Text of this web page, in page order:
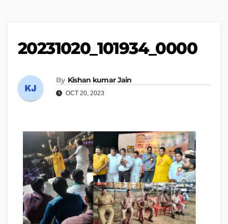
20231020_101934_0000
By Kishan kumar Jain
OCT 20, 2023